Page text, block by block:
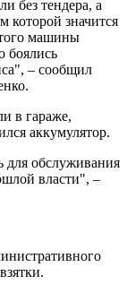
без тендера, а
которой значится
машины
боялись
– сообщил
в гараже,
аккумулятор.
для обслуживания
власти", –